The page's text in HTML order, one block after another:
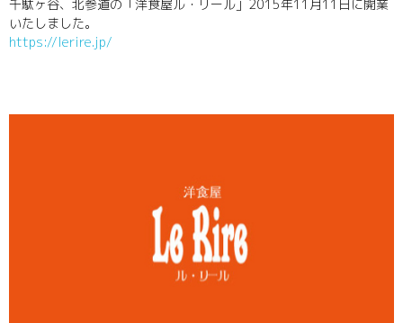
千駄ヶ谷、北参道の「洋食屋ル・リール」2015年11月11日に開業
いたしました。
https://lerire.jp/